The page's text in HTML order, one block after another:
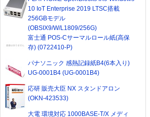
10 IoT Enterprise 2019 LTSC搭載
256GBモデル
(OBSIX9/W/L1809/256G)
富士通 POS-Cサーマルロール紙(高保
存) (0722410-P)
パナソニック 感熱記録紙B4(6本入り)
UG-0001B4 (UG-0001B4)
応研 販売大臣 NX スタンドアロン
(OKN-423533)
大電 環境対応 1000BASE-T/X メディ